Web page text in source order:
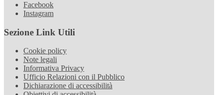
Facebook
Instagram
Sezione Link Utili
Cookie policy
Note legali
Informativa Privacy
Ufficio Relazioni con il Pubblico
Dichiarazione di accessibilità